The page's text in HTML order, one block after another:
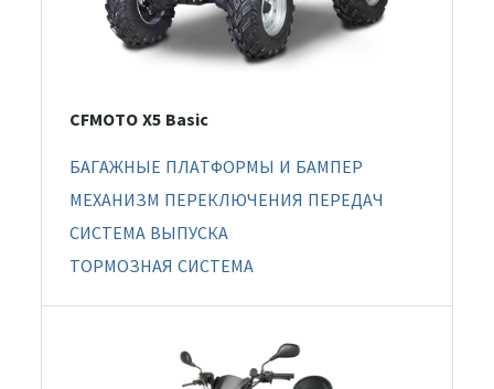
CFMOTO X5 Basic
БАГАЖНЫЕ ПЛАТФОРМЫ И БАМПЕР
МЕХАНИЗМ ПЕРЕКЛЮЧЕНИЯ ПЕРЕДАЧ
СИСТЕМА ВЫПУСКА
ТОРМОЗНАЯ СИСТЕМА